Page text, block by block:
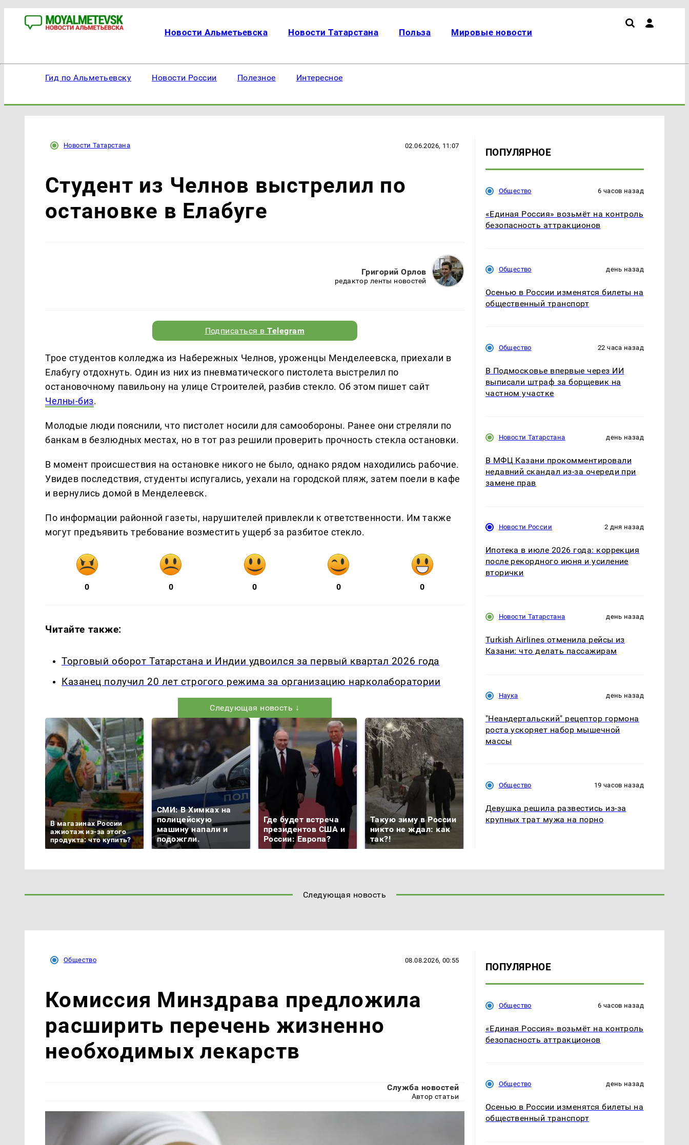
Новости Альметьевска Новости Татарстана Польза Мировые новости
Гид по Альметьевску Новости России Полезное Интересное
Новости Татарстана 02.06.2026, 11:07
Студент из Челнов выстрелил по
остановке в Елабуге
Григорий Орлов
редактор ленты новостей
Подписаться вTelegram
Трое студентов колледжа из Набережных Челнов, уроженцы Менделеевска, приехали в
Елабугу отдохнуть. Один из них из пневматического пистолета выстрелил по
остановочному павильону на улице Строителей, разбив стекло. Об этом пишет сайт
Челны-биз.
Молодые люди пояснили, что пистолет носили для самообороны. Ранее они стреляли по
банкам в безлюдных местах, но в тот раз решили проверить прочность стекла остановки.
В момент происшествия на остановке никого не было, однако рядом находились рабочие.
Увидев последствия, студенты испугались, уехали на городской пляж, затем поели в кафе
и вернулись домой в Менделеевск.
По информации районной газеты, нарушителей привлекли к ответственности. Им также
могут предъявить требование возместить ущерб за разбитое стекло.
0 0 0 0 0
Читайте также:
Торговый оборот Татарстана и Индии удвоился за первый квартал 2026 года
Казанец получил 20 лет строгого режима за организацию нарколаборатории
Следующая новость ↓
В магазинах России
ажиотаж из-за этого
продукта: что купить?
СМИ: В Химках на
полицейскую
машину напали и
подожгли.
Где будет встреча
президентов США и
России: Европа?
Такую зиму в России
никто не ждал: как
так?!
На Урале из казны
Как выглядит место
ПОПУЛЯРНОЕ
Общество 6 часов назад
«Единая Россия» возьмёт на контроль
безопасность аттракционов
Общество день назад
Осенью в России изменятся билеты на
общественный транспорт
Общество 22 часа назад
В Подмосковье впервые через ИИ
выписали штраф за борщевик на
частном участке
Новости Татарстана день назад
В МФЦ Казани прокомментировали
недавний скандал из-за очереди при
замене прав
Новости России 2 дня назад
Ипотека в июле 2026 года: коррекция
после рекордного июня и усиление
вторички
Новости Татарстана день назад
Turkish Airlines отменила рейсы из
Казани: что делать пассажирам
Наука день назад
"Неандертальский" рецептор гормона
роста ускоряет набор мышечной
массы
Общество 19 часов назад
Девушка решила развестись из-за
крупных трат мужа на порно
Следующая новость
Общество 08.08.2026, 00:55
Комиссия Минздрава предложила
расширить перечень жизненно
необходимых лекарств
Служба новостей
Автор статьи
ПОПУЛЯРНОЕ
Общество 6 часов назад
«Единая Россия» возьмёт на контроль
безопасность аттракционов
Общество день назад
Осенью в России изменятся билеты на
общественный транспорт